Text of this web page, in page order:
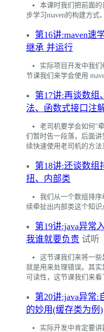
本课时我们把前面的
步学习maven的构建方式
第16讲:maven速
继承 并运行
实际项目开发中我
节课我们来学会使用
第17讲:再谈数组
法、函数式接口注
老司机要学会如何"
们暂时告一段落，后面
续快速使用老司机的方法
第18讲:还谈数组
扭、内部类
我们从一个数组排
续牵扯出内部类这个知识
第19讲:java异常
我谁就要负责 试听
这节课我们来将一
就是用来处理错误。其
可读性，这节课我们来看
第20讲:java异常
的妙用(缓存类为例)
实际开发中肯定要